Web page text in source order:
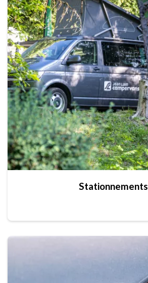
Stationnements